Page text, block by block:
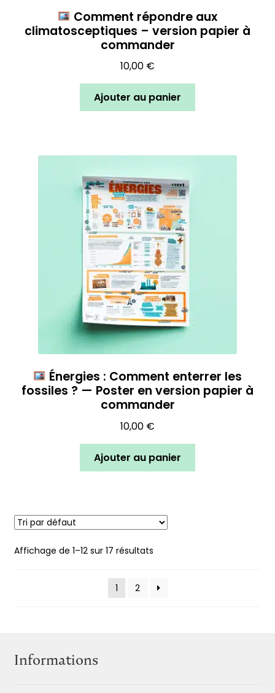
Comment répondre aux
climatosceptiques – version papier à
commander
10,00 €
Ajouter au panier
Énergies : Comment enterrer les
fossiles ? — Poster en version papier à
commander
10,00 €
Ajouter au panier
Affichage de 1–12 sur 17 résultats
1 2
Informations